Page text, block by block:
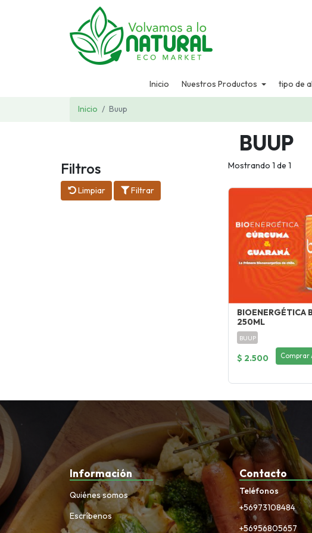
Inicio Nuestros Productos tipo de
Inicio Buup
BUUP
Filtros
Limpiar Filtrar
Mostrando 1 de 1
BIOENERGÉTICA
250ML
BUUP
$ 2.500 Comprar
Información
Quiénes somos
Escríbenos
Contacto
Teléfonos
+56973108484
+56956805657